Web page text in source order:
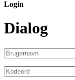
Login
Dialog